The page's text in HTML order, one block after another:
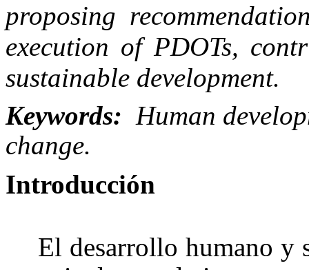
proposing
execution of PDOTs,
sustainable development.
Keywords: Human
change.
Introducción
El desarrollo humano y